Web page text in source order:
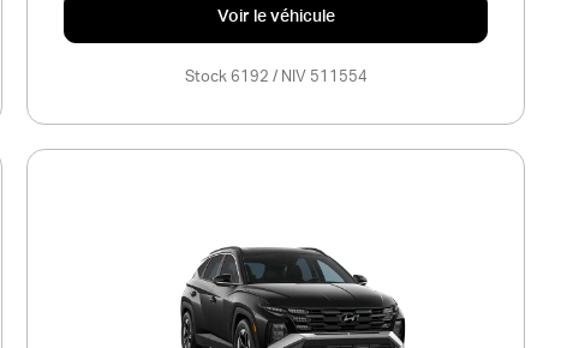
Voir le véhicule
Stock 6192 / NIV 511554